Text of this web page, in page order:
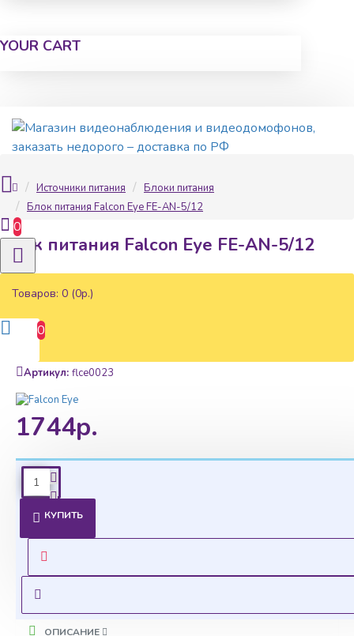
YOUR CART
0
Товаров: 0 (0р.)
0
Источники питания
Блоки питания
Блок питания Falcon Eye FE-AN-5/12
Блок питания Falcon Eye FE-AN-5/12
1744р.
Наличие:
Артикул: flce0023
КУПИТЬ
Ценовая политика
Уточнить цены на опт можно у менеджера
ОПИСАНИЕ